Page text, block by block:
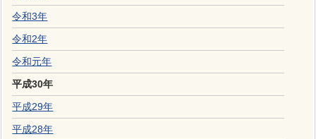
令和3年
令和2年
令和元年
平成30年
平成29年
平成28年